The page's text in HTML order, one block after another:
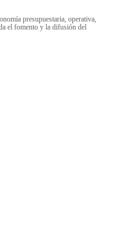
presupuestaria, operativa,
el fomento y la difusión del